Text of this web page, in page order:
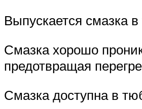
Выпускается смазка
Смазка хорошо
предотвращая
Смазка доступна в